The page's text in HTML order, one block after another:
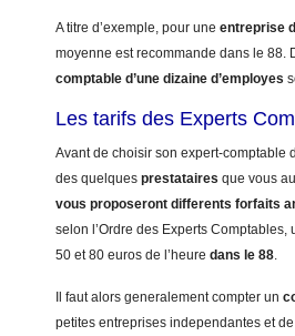
A titre d’exemple, pour une entreprise
moyenne est recommande dans le 88.
comptable d’une dizaine d’employes
Les tarifs des Experts
Avant de choisir son expert-comptable
des quelques prestataires que vous
vous proposeront differents forfaits
selon l’Ordre des Experts
50 et 80 euros de l’heure dans le 88.
Il faut alors generalement compter un
petites entreprises independantes et